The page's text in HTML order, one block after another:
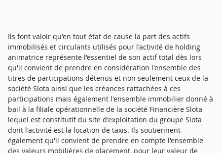
Ils font valoir qu'en tout état de cause la part des actifs
immobilisés et circulants utilisés pour l'activité de holding
animatrice représente l'essentiel de son actif total dès lors
qu'il convient de prendre en considération l'ensemble des
titres de participations détenus et non seulement ceux de la
société Slota ainsi que les créances rattachées à ces
participations mais également l'ensemble immobilier donné à
bail à la filiale opérationnelle de la société Financière Slota
lequel est constitutif du site d'exploitation du groupe Slota
dont l'activité est la location de taxis. Ils soutiennent
également qu'il convient de prendre en compte l'ensemble
des valeurs mobilières de placement, pour leur valeur de